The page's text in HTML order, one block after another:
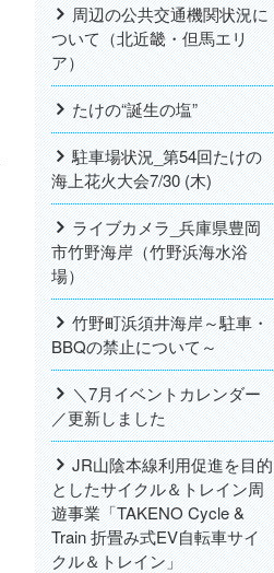
周辺の公共交通機関状況に
ついて（北近畿・但馬エリ
ア）
たけの“誕生の塩”
駐車場状況_第54回たけの
海上花火大会7/30 (木)
ライブカメラ_兵庫県豊岡
市竹野海岸（竹野浜海水浴
場）
竹野町浜須井海岸～駐車・
BBQの禁止について～
＼7月イベントカレンダー
／更新しました
JR山陰本線利用促進を目的
としたサイクル＆トレイン周
遊事業「TAKENO Cycle &
Train 折畳み式EV自転車サイ
クル＆トレイン」